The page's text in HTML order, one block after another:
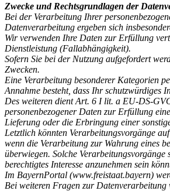
Zwecke und Rechtsgrundlagen der
Bei der Verarbeitung Ihrer
Datenverarbeitung ergeben sich
Wir verwenden Ihre Daten zur Erfüllung
Dienstleistung (Fallabhängigkeit).
Sofern Sie bei der Nutzung aufgefordert
Zwecken.
Eine Verarbeitung besonderer Kategorien
Annahme besteht, dass Ihr schutzwürdiges
Des weiteren dient Art. 6 I lit. a EU-DS-
personenbezogener Daten zur Erfüllung
Lieferung oder die Erbringung einer
Letztlich könnten Verarbeitungsvorgänge
wenn die Verarbeitung zur Wahrung eines
überwiegen. Solche
berechtigtes Interesse anzunehmen sein
Im BayernPortal (www.freistaat.bayern)
Bei weiteren Fragen zur Datenverarbeitung